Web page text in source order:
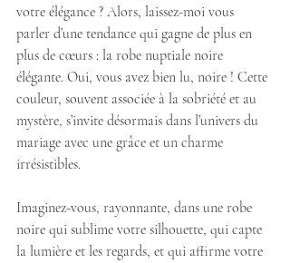
votre élégance ? Alors, laissez-moi vous
parler d’une tendance qui gagne de plus en
plus de cœurs : la robe nuptiale noire
élégante. Oui, vous avez bien lu, noire ! Cette
couleur, souvent associée à la sobriété et au
mystère, s’invite désormais dans l’univers du
mariage avec une grâce et un charme
irrésistibles.
Imaginez-vous, rayonnante, dans une robe
noire qui sublime votre silhouette, qui capte
la lumière et les regards, et qui affirme votre